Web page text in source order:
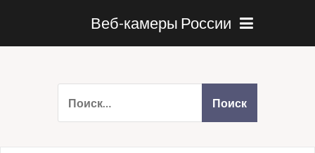
Веб-камеры России